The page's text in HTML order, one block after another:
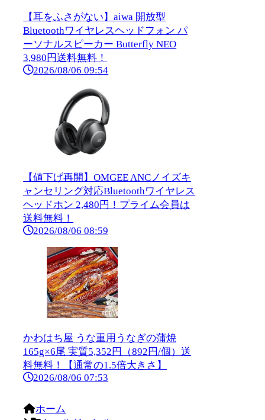
【耳をふさがない】aiwa 開放型
Bluetoothワイヤレスヘッドフォン パ
ーソナルスピーカー Butterfly NEO
3,980円送料無料！
2026/08/06 09:54
【値下げ再開】OMGEE ANCノイズキ
ャンセリング対応Bluetoothワイヤレス
ヘッドホン 2,480円！プライム会員は
送料無料！
2026/08/06 08:59
かわはち屋 うな重用うなぎの蒲焼
165g×6尾 実質5,352円（892円/個）送
料無料！【通常の1.5倍大きさ】
2026/08/06 07:53
ホーム